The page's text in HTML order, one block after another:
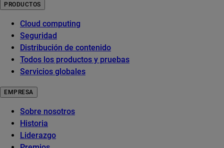
PRODUCTOS
Cloud computing
Seguridad
Distribución de contenido
Todos los productos y pruebas
Servicios globales
EMPRESA
Sobre nosotros
Historia
Liderazgo